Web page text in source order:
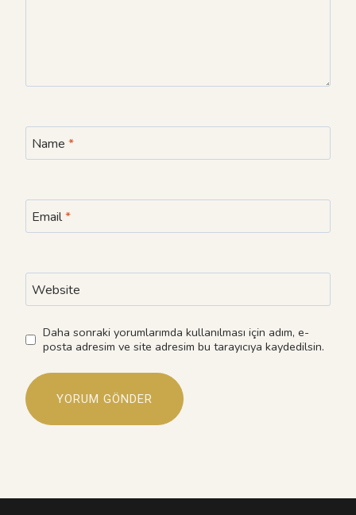
Name *
Email*
Website
Daha sonraki yorumlarımda kullanılması için adım, e-
posta adresim ve site adresim bu tarayıcıya kaydedilsin.